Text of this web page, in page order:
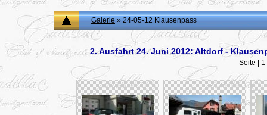
Galerie» 24-05-12 Klausenpass
2. Ausfahrt 24. Juni 2012: Altdorf -
Seite | 1